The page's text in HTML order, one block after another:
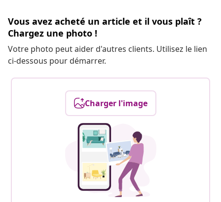
Vous avez acheté un article et il vous plaît ?
Chargez une photo !
Votre photo peut aider d'autres clients. Utilisez le lien
ci-dessous pour démarrer.
Charger l'image